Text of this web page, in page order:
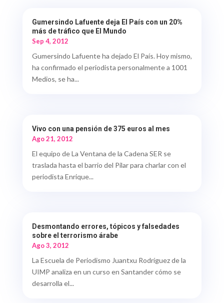
Gumersindo Lafuente deja El País con un 20%
más de tráfico que El Mundo
Sep 4, 2012
Gumersindo Lafuente ha dejado El País. Hoy mismo,
ha confirmado el periodista personalmente a 1001
Medios, se ha...
Vivo con una pensión de 375 euros al mes
Ago 21, 2012
El equipo de La Ventana de la Cadena SER se
traslada hasta el barrio del Pilar para charlar con el
periodista Enrique...
Desmontando errores, tópicos y falsedades
sobre el terrorismo árabe
Ago 3, 2012
La Escuela de Periodismo Juantxu Rodríguez de la
UIMP analiza en un curso en Santander cómo se
desarrolla el...